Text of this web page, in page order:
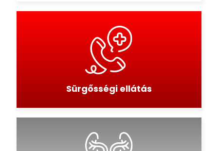
Sürgősségi ellátás